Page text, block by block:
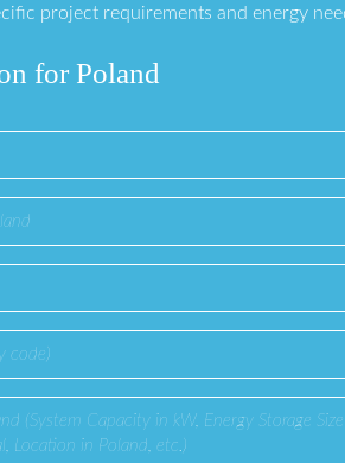
project requirements and energy
for Poland